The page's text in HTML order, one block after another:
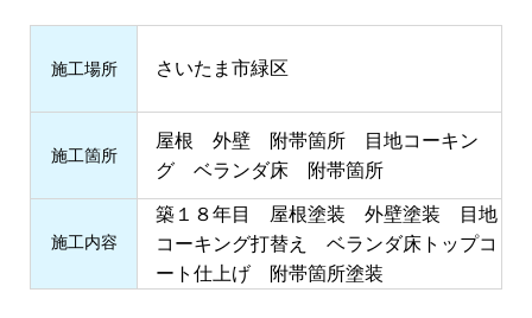
施⼯場所 さいたま市緑区
施⼯箇所
屋根 外壁 附帯箇所 目地コーキン
グ ベランダ床 附帯箇所
施⼯内容
築１８年目 屋根塗装 外壁塗装 目地
コーキング打替え ベランダ床トップコ
ート仕上げ 附帯箇所塗装